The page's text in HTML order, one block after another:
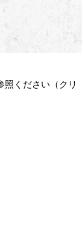
ください（クリ